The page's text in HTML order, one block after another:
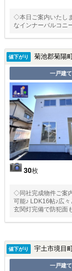
◇本日ご案内いたし
なインナーバルコニ
値下がり 菊池郡菊陽
一戸建て
30枚
◇同社完成物件ご案
可能♪ LDK16帖♪広
玄関灯完備で防犯面
値下がり 宇土市境目
一戸建て